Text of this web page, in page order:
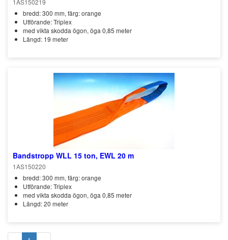
1AS150219
bredd: 300 mm, färg: orange
Utförande: Triplex
med vikta skodda ögon, öga 0,85 meter
Längd: 19 meter
Bandstropp WLL 15 ton, EWL 20 m
1AS150220
bredd: 300 mm, färg: orange
Utförande: Triplex
med vikta skodda ögon, öga 0,85 meter
Längd: 20 meter